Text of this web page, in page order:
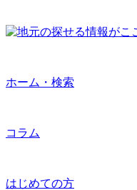
ホーム・検索
コラム
はじめての方